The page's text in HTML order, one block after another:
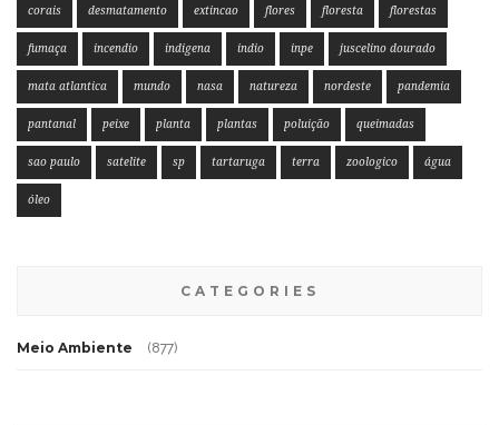
corais desmatamento extincao flores floresta florestas
fumaça incendio indigena indio inpe juscelino dourado
mata atlantica mundo nasa natureza nordeste pandemia
pantanal peixe planta plantas poluição queimadas
sao paulo satelite sp tartaruga terra zoologico água
óleo
CATEGORIES
Meio Ambiente (877)